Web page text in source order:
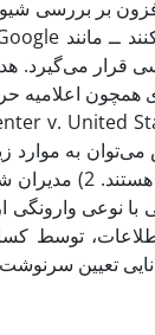
بر بررسی
ــ مانند
قرار
همچون
v. United
عمل می‌کنند و هر
مصادره کرده‌اند. 3)
تعیین